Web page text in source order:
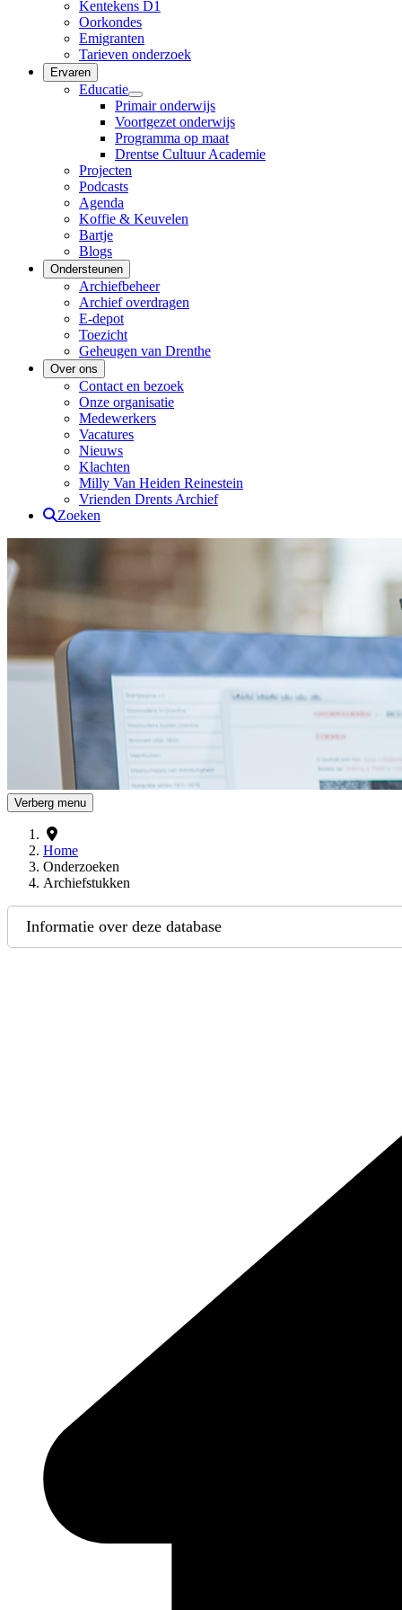
Kentekens D1
Oorkondes
Emigranten
Tarieven onderzoek
Ervaren
Educatie
Primair onderwijs
Voortgezet onderwijs
Programma op maat
Drentse Cultuur Academie
Projecten
Podcasts
Agenda
Koffie & Keuvelen
Bartje
Blogs
Ondersteunen
Archiefbeheer
Archief overdragen
E-depot
Toezicht
Geheugen van Drenthe
Over ons
Contact en bezoek
Onze organisatie
Medewerkers
Vacatures
Nieuws
Klachten
Milly Van Heiden Reinestein
Vrienden Drents Archief
Zoeken
Drents Archief
Verberg menu
Home
Onderzoeken
Archiefstukken
Informatie over deze database